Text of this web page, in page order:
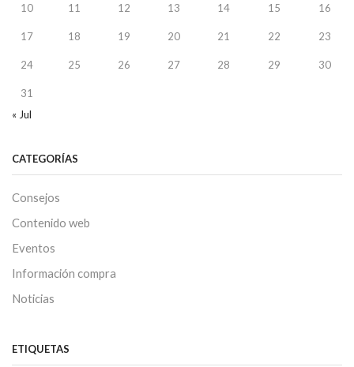
10 11 12 13 14 15 16
17 18 19 20 21 22 23
24 25 26 27 28 29 30
31
« Jul
CATEGORÍAS
Consejos
Contenido web
Eventos
Información compra
Noticias
ETIQUETAS